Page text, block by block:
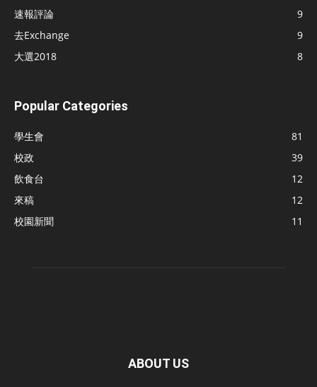
速報評論
9
去Exchange
9
大選2018
8
Popular Categories
學生會
81
校政
39
飲食台
12
來稿
12
校園新聞
11
ABOUT US